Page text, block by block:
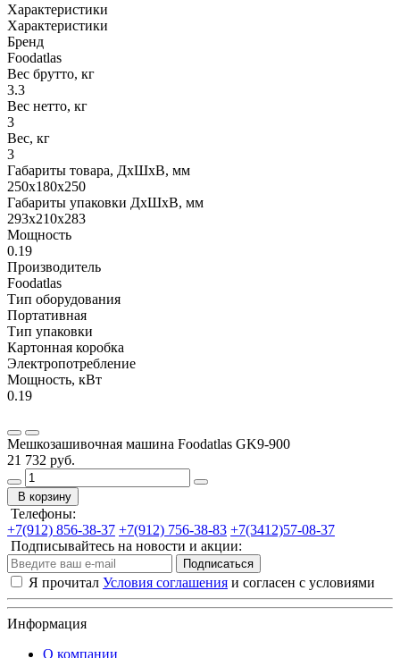
Характеристики
Характеристики
Бренд
Foodatlas
Вес брутто, кг
3.3
Вес нетто, кг
3
Вес, кг
3
Габариты товара, ДхШхВ, мм
250x180x250
Габариты упаковки ДхШхВ, мм
293x210x283
Мощность
0.19
Производитель
Foodatlas
Тип оборудования
Портативная
Тип упаковки
Картонная коробка
Электропотребление
Мощность, кВт
0.19
Мешкозашивочная машина Foodatlas GK9-900
21 732 руб.
В корзину
Телефоны:
+7(912) 856-38-37 +7(912) 756-38-83 +7(3412)57-08-37
Подписывайтесь на новости и акции:
Подписаться
Я прочитал Условия соглашения и согласен с условиями
Информация
О компании